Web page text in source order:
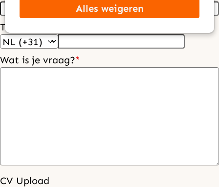
Alles weigeren
Telefoonnummer
Wat is je vraag?*
CV Upload